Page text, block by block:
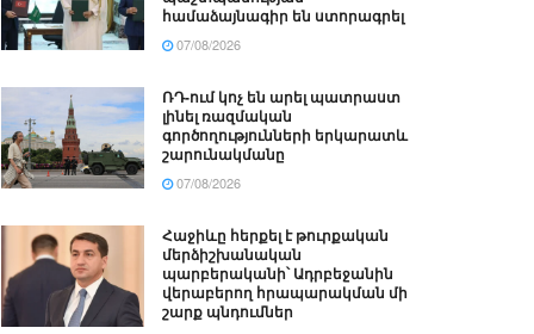
համաձայնագիր են ստորագրել
07/08/2026
ՌԴ-ում կոչ են արել պատրաստ
լինել ռազմական
գործողությունների երկարատև
շարունակմանը
07/08/2026
Հաջիևը հերքել է թուրքական
մերձիշխանական
պարբերականի՝ Ադրբեջանին
վերաբերող հրապարակման մի
շարք պնդումներ